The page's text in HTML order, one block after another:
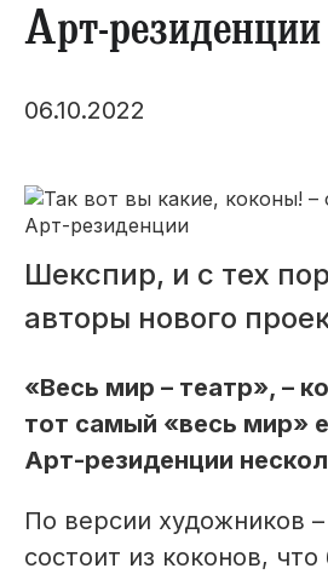
Арт-резиденции
06.10.2022
Шекспир, и с тех
авторы нового
«Весь мир – театр», –
тот самый «весь мир»
Арт-резиденции
По версии художников
состоит из коконов,